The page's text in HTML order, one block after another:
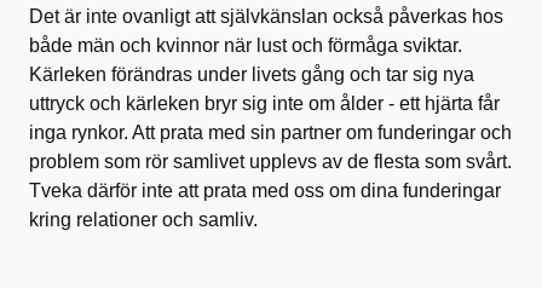
Det är inte ovanligt att självkänslan också påverkas hos
både män och kvinnor när lust och förmåga sviktar.
Kärleken förändras under livets gång och tar sig nya
uttryck och kärleken bryr sig inte om ålder - ett hjärta får
inga rynkor. Att prata med sin partner om funderingar och
problem som rör samlivet upplevs av de flesta som svårt.
Tveka därför inte att prata med oss om dina funderingar
kring relationer och samliv.